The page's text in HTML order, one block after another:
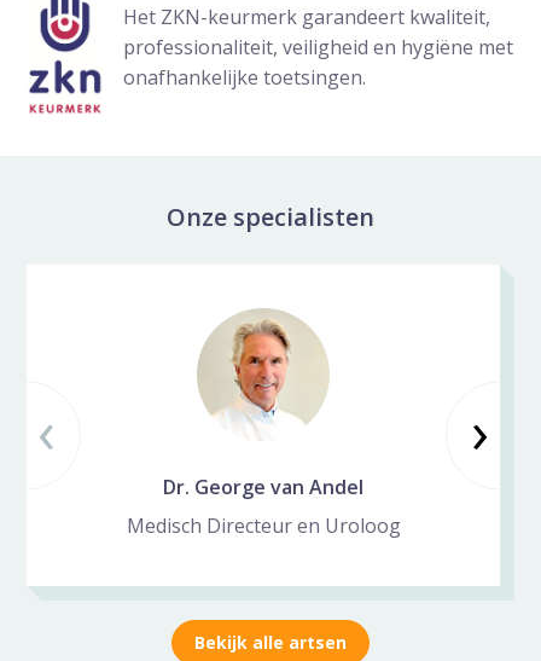
Het ZKN-keurmerk garandeert kwaliteit,
professionaliteit, veiligheid en hygiëne met
onafhankelijke toetsingen.
Onze specialisten
Vorige slide
‹ ›
Dr. George van Andel
Medisch Directeur en Uroloog
Bekijk alle artsen